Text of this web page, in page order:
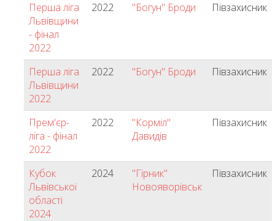
Перша ліга
Львівщини
- фінал
2022
2022 "Богун" Броди Півзахисник
Перша ліга
Львівщини
2022
2022 "Богун" Броди Півзахисник
Прем'єр-
ліга - фінал
2022
2022
"Корміл"
Давидів
Півзахисник
Кубок
Львівської
області
2024
2024
"Гірник"
Новояворівськ
Півзахисник